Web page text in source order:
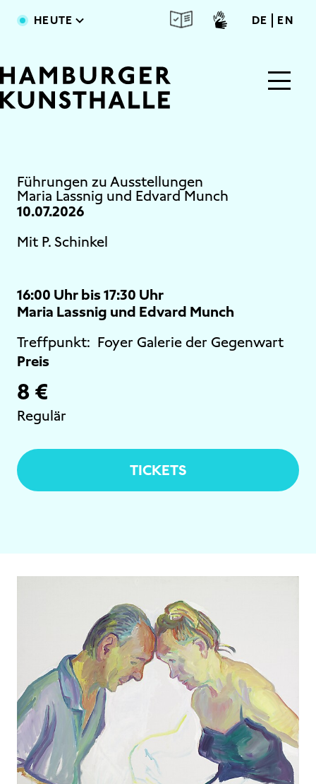
Direkt zum Inhalt
HEUTE DE deutsch
EN
Führungen zu Ausstellungen
Maria Lassnig und Edvard Munch
10.07.2026
Mit P. Schinkel
16:00 Uhr bis 17:30 Uhr
Maria Lassnig und Edvard Munch
Treffpunkt: Foyer Galerie der Gegenwart
Preis
8 €
Regulär
TICKETS